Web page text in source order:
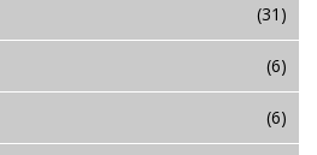
(31)
(6)
(6)